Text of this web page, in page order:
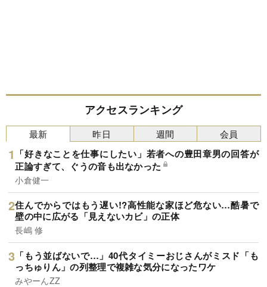
アクセスランキング
最新
「好きなことを仕事にしたい」若者への豊田章男の回答が
正論すぎて、ぐうの音も出なかった
小倉健一
住んでからではもう遅い!?高性能な家ほど危ない…酷暑で
壁の中に広がる「見えないカビ」の正体
長嶋 修
「もう並ばないで…」40代タイミーおじさんがミスド「も
っちゅりん」の列整理で複雑な気分になったワケ
みやーんZZ
昨日 週間 会員